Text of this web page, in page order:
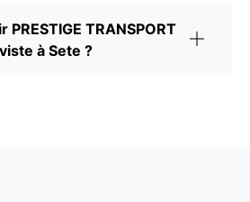
TRANSPORT
à Sete ?